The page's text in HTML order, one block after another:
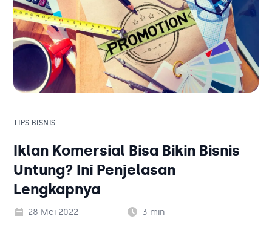
Blog
Solusi Bisnis
Tambahan
Hubungi Kami
Blog
Solusi Bisnis
Tambahan
Kategori Blog
TIPS BISNIS
Iklan Komersial Bisa Bikin Bisnis
Untung? Ini Penjelasan
Lengkapnya
28 Mei 2022 3 min